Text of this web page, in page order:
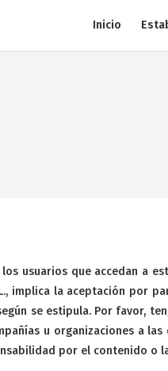
Inicio
los usuarios que accedan
implica la aceptación
se estipula. Por favor,
u organizaciones a las
por el contenido o